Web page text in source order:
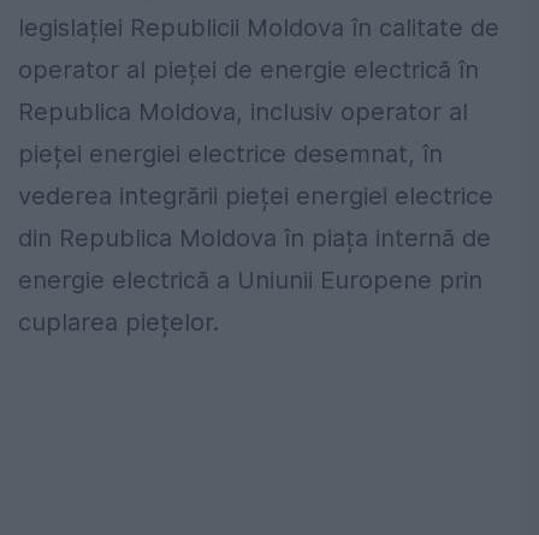
legislației Republicii Moldova în calitate de
operator al pieței de energie electrică în
Republica Moldova, inclusiv operator al
pieței energiei electrice desemnat, în
vederea integrării pieței energiei electrice
din Republica Moldova în piața internă de
energie electrică a Uniunii Europene prin
cuplarea piețelor.